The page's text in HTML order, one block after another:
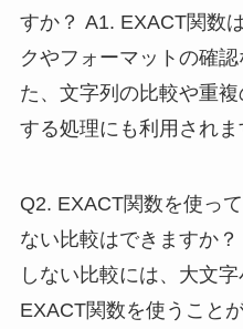
すか？ A1. EXACT関数
クやフォーマットの確
た、文字列の比較や重
する処理にも利用されま
Q2. EXACT関数を使っ
ない比較はできますか
しない比較には、大文
EXACT関数を使うこと